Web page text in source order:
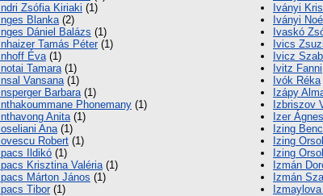
Indri Zsófia Kiriaki (1)
Inges Blanka(2)
Inges Dániel Balázs (1)
Inhaizer Tamás Péter(1)
Inhoff Éva(1)
Inotai Tamara(1)
Insal Vansana(1)
Insperger Barbara(1)
Inthakoummane Phonemany (1)
Inthavong Anita(1)
Ioseliani Ana(1)
Iovescu Robert (1)
Ipacs Ildikó (1)
Ipacs Krisztina Valéria(1)
Ipacs Márton János (1)
Ipacs Tibor(1)
Iványi
Iványi
Ivaskó
Ivics
Ivicz
Ivitz Fanni
Ivók Réka
Izápy
Izbriszov
Izer Ágnes
Izing
Izing
Izing
Izmán
Izmán